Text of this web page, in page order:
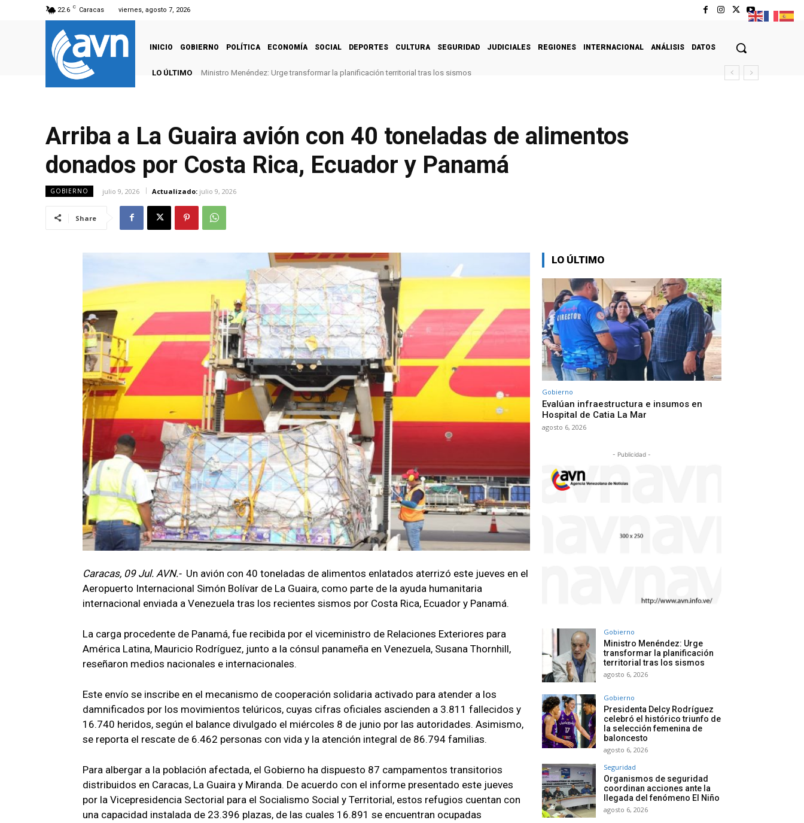
22.6 C Caracas viernes, agosto 7, 2026
INICIO GOBIERNO POLÍTICA ECONOMÍA SOCIAL DEPORTES CULTURA SEGURIDAD JUDICIALES REGIONES INTERNACIONAL ANÁLISIS DATOS
LO ÚLTIMO Ministro Menéndez: Urge transformar la planificación territorial tras los sismos
Arriba a La Guaira avión con 40 toneladas de alimentos
donados por Costa Rica, Ecuador y Panamá
GOBIERNO julio 9, 2026 Actualizado: julio 9, 2026
Share
Caracas, 09 Jul. AVN.- Un avión con 40 toneladas de alimentos enlatados aterrizó este jueves en el
Aeropuerto Internacional Simón Bolívar de La Guaira, como parte de la ayuda humanitaria
internacional enviada a Venezuela tras los recientes sismos por Costa Rica, Ecuador y Panamá.
La carga procedente de Panamá, fue recibida por el viceministro de Relaciones Exteriores para
América Latina, Mauricio Rodríguez, junto a la cónsul panameña en Venezuela, Susana Thornhill,
reseñaron medios nacionales e internacionales.
Este envío se inscribe en el mecanismo de cooperación solidaria activado para atender a los
damnificados por los movimientos telúricos, cuyas cifras oficiales ascienden a 3.811 fallecidos y
16.740 heridos, según el balance divulgado el miércoles 8 de junio por las autoridades. Asimismo,
se reporta el rescate de 6.462 personas con vida y la atención integral de 86.794 familias.
Para albergar a la población afectada, el Gobierno ha dispuesto 87 campamentos transitorios
distribuidos en Caracas, La Guaira y Miranda. De acuerdo con el informe presentado este jueves
por la Vicepresidencia Sectorial para el Socialismo Social y Territorial, estos refugios cuentan con
una capacidad instalada de 23.396 plazas, de las cuales 16.891 se encuentran ocupadas
LO ÚLTIMO
Gobierno
Evalúan infraestructura e insumos en
Hospital de Catia La Mar
agosto 6, 2026
- Publicidad -
Gobierno
Ministro Menéndez: Urge
transformar la planificación
territorial tras los sismos
agosto 6, 2026
Gobierno
Presidenta Delcy Rodríguez
celebró el histórico triunfo de
la selección femenina de
baloncesto
agosto 6, 2026
Seguridad
Organismos de seguridad
coordinan acciones ante la
llegada del fenómeno El Niño
agosto 6, 2026